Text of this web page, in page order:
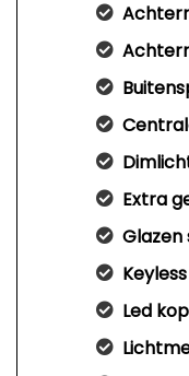
Extra
Glazen
Led